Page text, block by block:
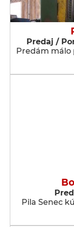
Predaj /
Predám málo
Pila Senec